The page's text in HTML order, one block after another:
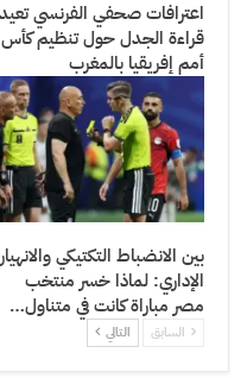
اعترافات صحفي الفرنسي تعيد
قراءة الجدل حول تنظيم كأس
أمم إفريقيا بالمغرب
بين الانضباط التكتيكي والانهيار
الإداري: لماذا خسر منتخب
مصر مباراة كانت في متناول…
السابق التالي